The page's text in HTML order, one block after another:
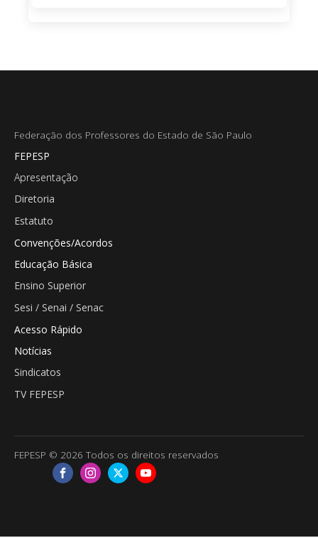
Federação dos Professores do Estado de São Paulo
FEPESP
Apresentação
Diretoria
Estatuto
Convenções/Acordos
Educação Básica
Ensino Superior
Sesi / Senai / Senac
Acesso Rápido
Notícias
Sindicatos
TV FEPESP
FEPESP © 2026 Todos os direitos reservados